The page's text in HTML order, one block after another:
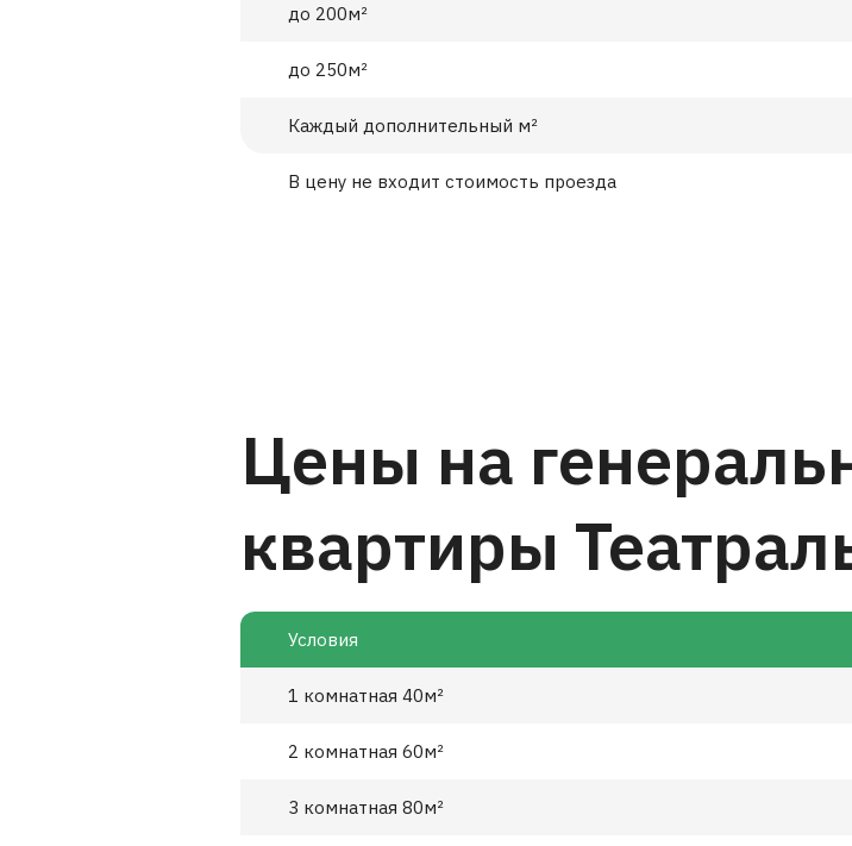
до 200м²
до 250м²
Каждый дополнительный м²
В цену не входит стоимость проезда
Цены на
квартиры
Условия
1 комнатная 40м²
2 комнатная 60м²
3 комнатная 80м²